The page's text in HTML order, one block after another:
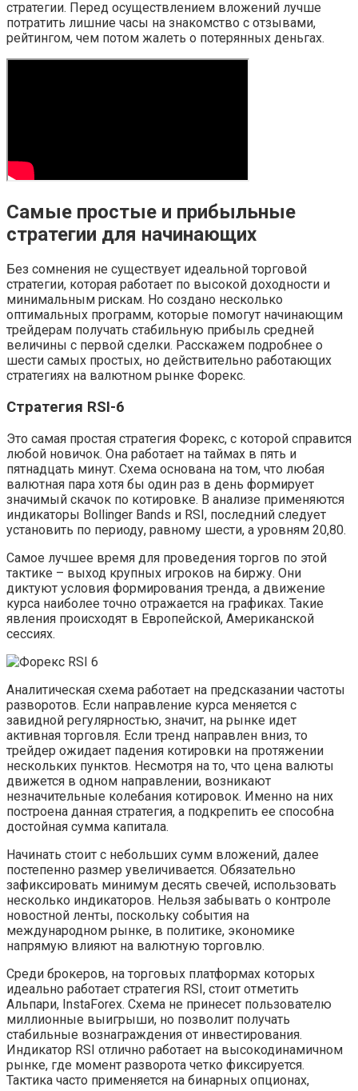
стратегии. Перед осуществлением вложений лучше
потратить лишние часы на знакомство с отзывами,
рейтингом, чем потом жалеть о потерянных деньгах.
Самые простые и прибыльные
стратегии для начинающих
Без сомнения не существует идеальной торговой
стратегии, которая работает по высокой доходности и
минимальным рискам. Но создано несколько
оптимальных программ, которые помогут начинающим
трейдерам получать стабильную прибыль средней
величины с первой сделки. Расскажем подробнее о
шести самых простых, но действительно работающих
стратегиях на валютном рынке Форекс.
Стратегия RSI-6
Это самая простая стратегия Форекс, с которой справится
любой новичок. Она работает на таймах в пять и
пятнадцать минут. Схема основана на том, что любая
валютная пара хотя бы один раз в день формирует
значимый скачок по котировке. В анализе применяются
индикаторы Bollinger Bands и RSI, последний следует
установить по периоду, равному шести, а уровням 20,80.
Самое лучшее время для проведения торгов по этой
тактике – выход крупных игроков на биржу. Они
диктуют условия формирования тренда, а движение
курса наиболее точно отражается на графиках. Такие
явления происходят в Европейской, Американской
сессиях.
Аналитическая схема работает на предсказании частоты
разворотов. Если направление курса меняется с
завидной регулярностью, значит, на рынке идет
активная торговля. Если тренд направлен вниз, то
трейдер ожидает падения котировки на протяжении
нескольких пунктов. Несмотря на то, что цена валюты
движется в одном направлении, возникают
незначительные колебания котировок. Именно на них
построена данная стратегия, а подкрепить ее способна
достойная сумма капитала.
Начинать стоит с небольших сумм вложений, далее
постепенно размер увеличивается. Обязательно
зафиксировать минимум десять свечей, использовать
несколько индикаторов. Нельзя забывать о контроле
новостной ленты, поскольку события на
международном рынке, в политике, экономике
напрямую влияют на валютную торговлю.
Среди брокеров, на торговых платформах которых
идеально работает стратегия RSI, стоит отметить
Альпари, InstaForex. Схема не принесет пользователю
миллионные выигрыши, но позволит получать
стабильные вознаграждения от инвестирования.
Индикатор RSI отлично работает на высокодинамичном
рынке, где момент разворота четко фиксируется.
Тактика часто применяется на бинарных опционах,